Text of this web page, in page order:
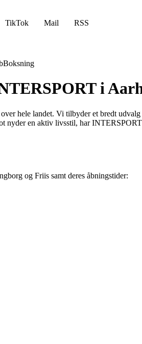
TikTok Mail RSS
Boksning
i
hele landet. Vi tilbyder et bredt
nyder en aktiv livsstil, har
og Friis samt deres åbningstider: